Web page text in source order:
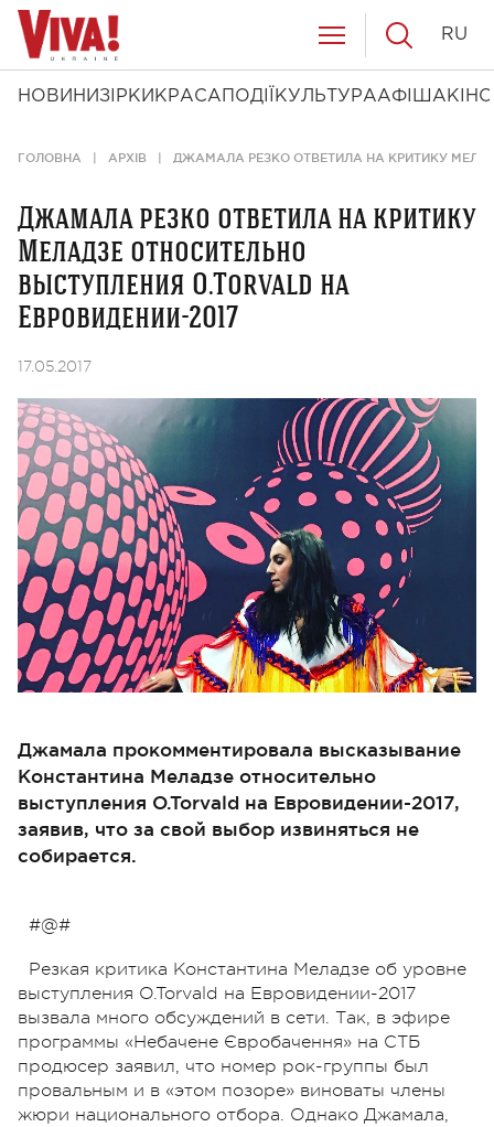
НОВИНИ ЗІРКИ КРАСА ПОДІЇ КУЛЬТУРААФІША КІНО
RU
ГОЛОВНА АРХІВ ДЖАМАЛА РЕЗКО ОТВЕТИЛА НА КРИТИКУ
Джамала резко ответила на критику
Меладзе относительно
выступления O.Torvald на
Евровидении-2017
17.05.2017
Джамала прокомментировала высказывание
Константина Меладзе относительно
выступления O.Torvald на Евровидении-2017,
заявив, что за свой выбор извиняться не
собирается.
#@#
Резкая критика Константина Меладзе об уровне
выступления O.Torvald на Евровидении-2017
вызвала много обсуждений в сети. Так, в эфире
программы «Небачене Євробачення» на СТБ
продюсер заявил, что номер рок-группы был
провальным и в «этом позоре» виноваты члены
жюри национального отбора. Однако Джамала,